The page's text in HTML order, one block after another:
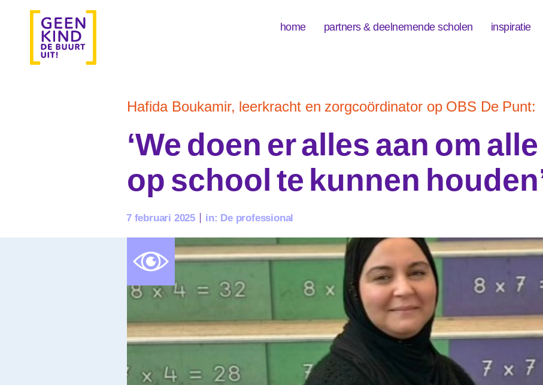
home partners & deelnemende scholen inspiratie
Hafida Boukamir, leerkracht en zorgcoördinator op OBS De Punt:
‘We doen er alles aan om
op school te kunnen
7 februari 2025 in: De professional